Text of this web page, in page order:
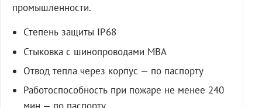
промышленности.
Степень защиты IP68
Стыковка с шинопроводами МВА
Отвод тепла через корпус — по паспорту
Работоспособность при пожаре не менее 240